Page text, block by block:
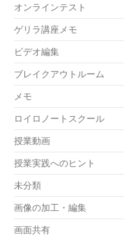
オンラインテスト
ゲリラ講座メモ
ビデオ編集
ブレイクアウトルーム
メモ
ロイロノートスクール
授業動画
授業実践へのヒント
未分類
画像の加工・編集
画面共有